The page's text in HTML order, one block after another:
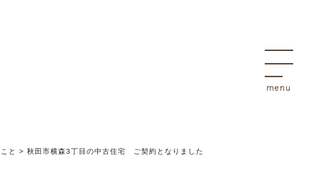
と > 秋田市横森3丁目の中古住宅 ご契約となりました